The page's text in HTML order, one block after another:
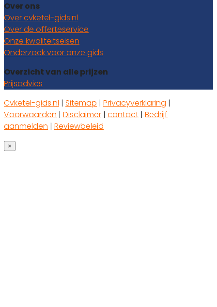
Over ons
Over cvketel-gids.nl
Over de offerteservice
Onze kwaliteitseisen
Onderzoek voor onze gids
Overzicht van alle prijzen
Prijsadvies
Cvketel-gids.nl | Sitemap | Privacyverklaring |
Voorwaarden | Disclaimer | contact | Bedrijf
aanmelden | Reviewbeleid
×